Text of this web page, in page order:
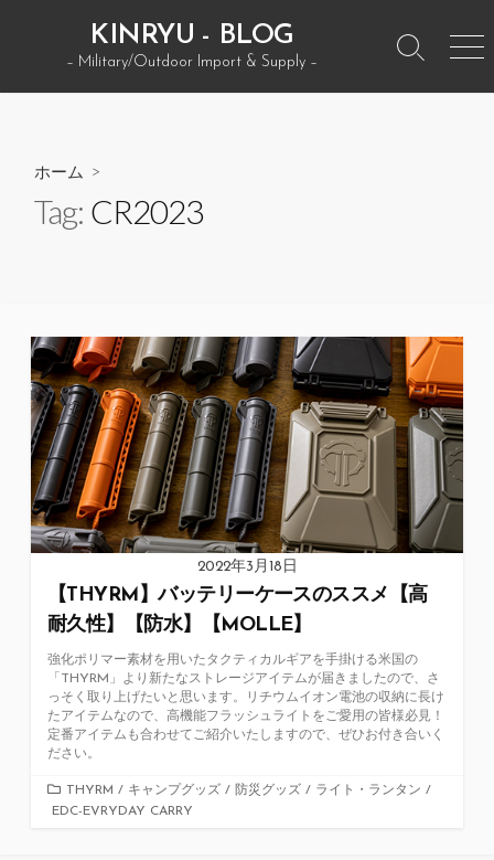
ン
KINRYU - BLOG
– Military/Outdoor Import & Supply –
検
メ
ホーム >
Tag: CR2023
2022年3月18日
【THYRM】バッテリーケースのススメ【高
耐久性】【防水】【MOLLE】
強化ポリマー素材を用いたタクティカルギアを手掛ける米国の
「THYRM」より新たなストレージアイテムが届きましたので、さ
っそく取り上げたいと思います。リチウムイオン電池の収納に長け
たアイテムなので、高機能フラッシュライトをご愛用の皆様必見！
定番アイテムも合わせてご紹介いたしますので、ぜひお付き合いく
ださい。
カ
テ
THYRM / キャンプグッズ / 防災グッズ / ライト・ランタン /
EDC-EVRYDAY CARRY